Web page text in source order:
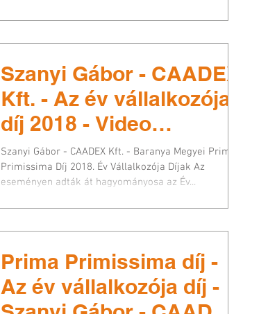
Szanyi Gábor - CAADEX
Kft. - Az év vállalkozója
díj 2018 - Video
összefoglaló Prima
Primissima
Szanyi Gábor - CAADEX Kft. - Baranya Megyei Prima
Primissima Díj 2018. Év Vállalkozója Díjak Az
eseményen adták át hagyományosa az Év...
Prima Primissima díj -
Az év vállalkozója díj -